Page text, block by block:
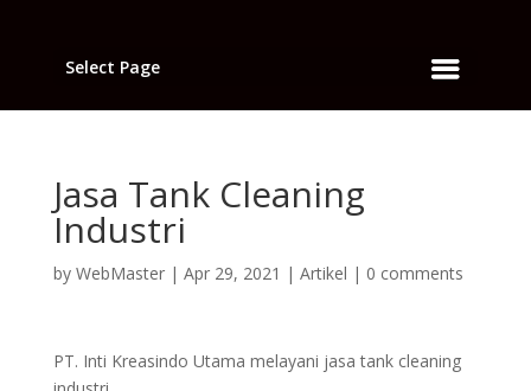
Select Page
Jasa Tank Cleaning
Industri
by WebMaster| Apr 29, 2021 | Artikel | 0 comments
PT. Inti Kreasindo Utama melayani jasa tank cleaning